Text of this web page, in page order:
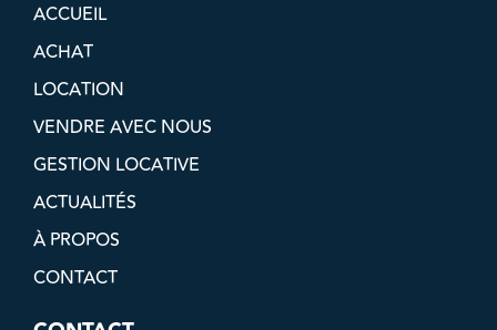
ACCUEIL
ACHAT
LOCATION
VENDRE AVEC NOUS
GESTION LOCATIVE
ACTUALITÉS
À PROPOS
CONTACT